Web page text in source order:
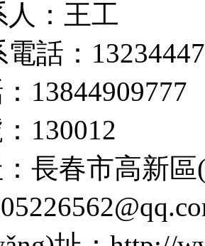
人：王工
話：
13844909777
130012
長春市高新區